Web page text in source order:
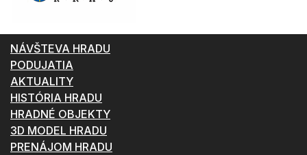
NÁVŠTEVA HRADU
PODUJATIA
AKTUALITY
HISTÓRIA HRADU
HRADNÉ OBJEKTY
3D MODEL HRADU
PRENÁJOM HRADU